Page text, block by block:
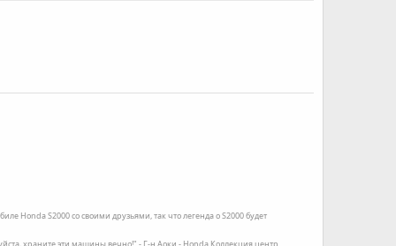
Honda S2000 со своими друзьями, так что легенда о S2000 будет